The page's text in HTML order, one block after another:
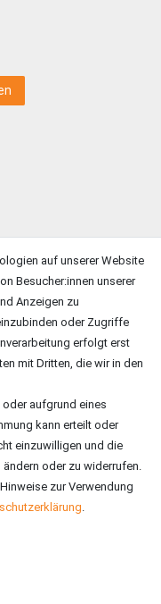
auf unserer Website
Besucher:innen unserer
Anzeigen zu
oder Zugriffe
erfolgt erst
mit Dritten, die wir in den
aufgrund eines
kann erteilt oder
einzuwilligen und die
oder zu widerrufen.
zur Verwendung
.